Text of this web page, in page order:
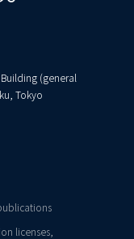
(general
Tokyo
licenses,